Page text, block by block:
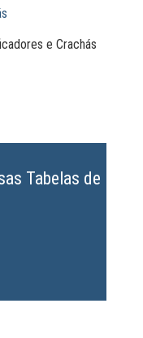
e Crachás
Tabelas de